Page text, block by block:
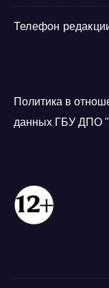
Телефон
Политика в
данных ГБУ ДПО